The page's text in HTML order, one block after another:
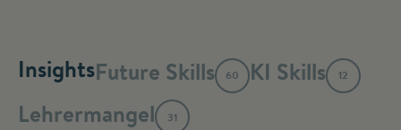
InsightsFuture Skills 60 KI Skills 12
Lehrermangel 31